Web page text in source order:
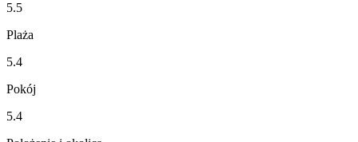
5.5
Plaża
5.4
Pokój
5.4